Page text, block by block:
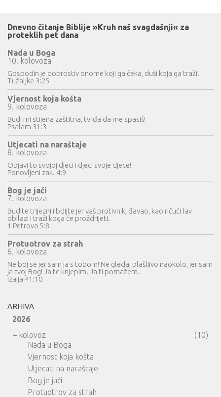
Dnevno čitanje Biblije »Kruh naš svagdašnji« za
proteklih pet dana
Nada u Boga
10. kolovoza
Gospodin je dobrostiv onome koji ga čeka, duši koja ga traži.
Tužaljke 3:25
Vjernost koja košta
9. kolovoza
Budi mi stijena zaštitna, tvrđa da me spasiš!
Psalam 31:3
Utjecati na naraštaje
8. kolovoza
Objavi to svojoj djeci i djeci svoje djece!
Ponovljeni zak. 4:9
Bog je jači
7. kolovoza
Budite trijezni i bdijte jer vaš protivnik, đavao, kao ričući lav
obilazi i traži koga će proždrijeti.
1 Petrova 5:8
Protuotrov za strah
6. kolovoza
Ne boj se jer sam ja s tobom! Ne gledaj plašljivo naokolo, jer sam
ja tvoj Bog! Ja te krijepim. Ja ti pomažem.
Izaija 41:10
ARHIVA
2026
– kolovoz
(10)
Nada u Boga
Vjernost koja košta
Utjecati na naraštaje
Bog je jači
Protuotrov za strah